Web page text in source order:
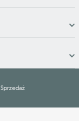
Sprzedaż